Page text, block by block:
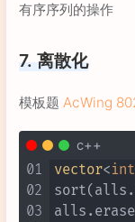
有序序列的操作
7. 离散化
模板题 AcWing
c++
01
02
03
vector<int